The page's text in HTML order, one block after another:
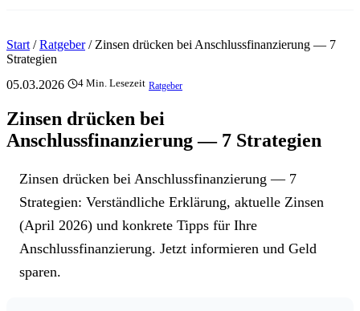
Start / Ratgeber / Zinsen drücken bei Anschlussfinanzierung — 7
Strategien
05.03.2026
4 Min. Lesezeit Ratgeber
Zinsen drücken bei
Anschlussfinanzierung — 7 Strategien
Zinsen drücken bei Anschlussfinanzierung — 7
Strategien: Verständliche Erklärung, aktuelle Zinsen
(April 2026) und konkrete Tipps für Ihre
Anschlussfinanzierung. Jetzt informieren und Geld
sparen.